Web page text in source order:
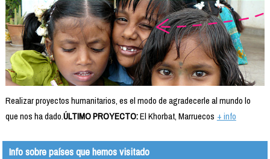
Realizar proyectos humanitarios, es el modo de agradecerle al mundo lo
que nos ha dado.ÚLTIMO PROYECTO:El Khorbat, Marruecos + info
Info sobre países que hemos visitado